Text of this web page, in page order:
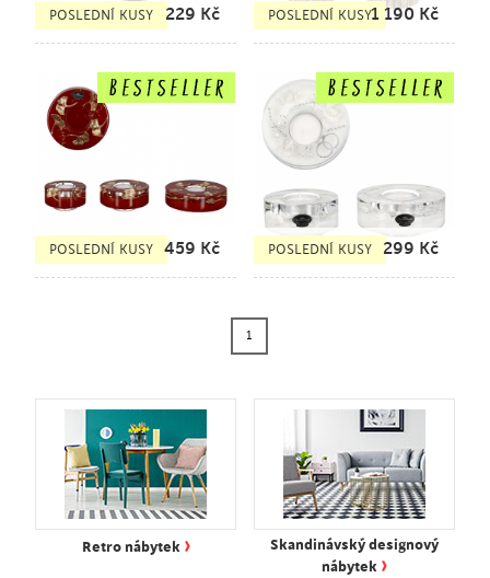
POSLEDNÍ KUSY 229 Kč POSLEDNÍ KUSY1 190 Kč
POSLEDNÍ KUSY 459 Kč POSLEDNÍ KUSY 299 Kč
1
Retro nábytek ›
Skandinávský designový
nábytek ›